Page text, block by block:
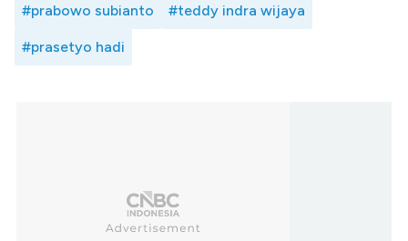
#prabowo subianto #teddy indra wijaya
#prasetyo hadi